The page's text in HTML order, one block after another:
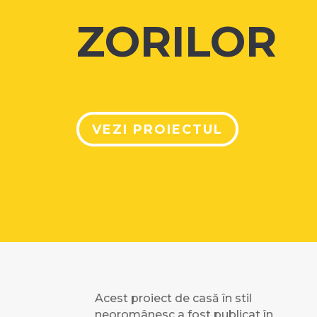
ZORILOR
VEZI PROIECTUL
Acest proiect de casă în stil